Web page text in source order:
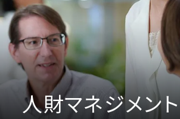
人財マネジメント